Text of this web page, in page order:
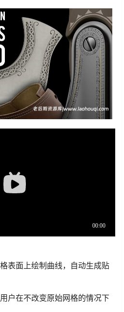
表面上绘制曲线，自动生成贴
户在不改变原始网格的情况下